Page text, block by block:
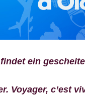
ein
Voyager, c’est